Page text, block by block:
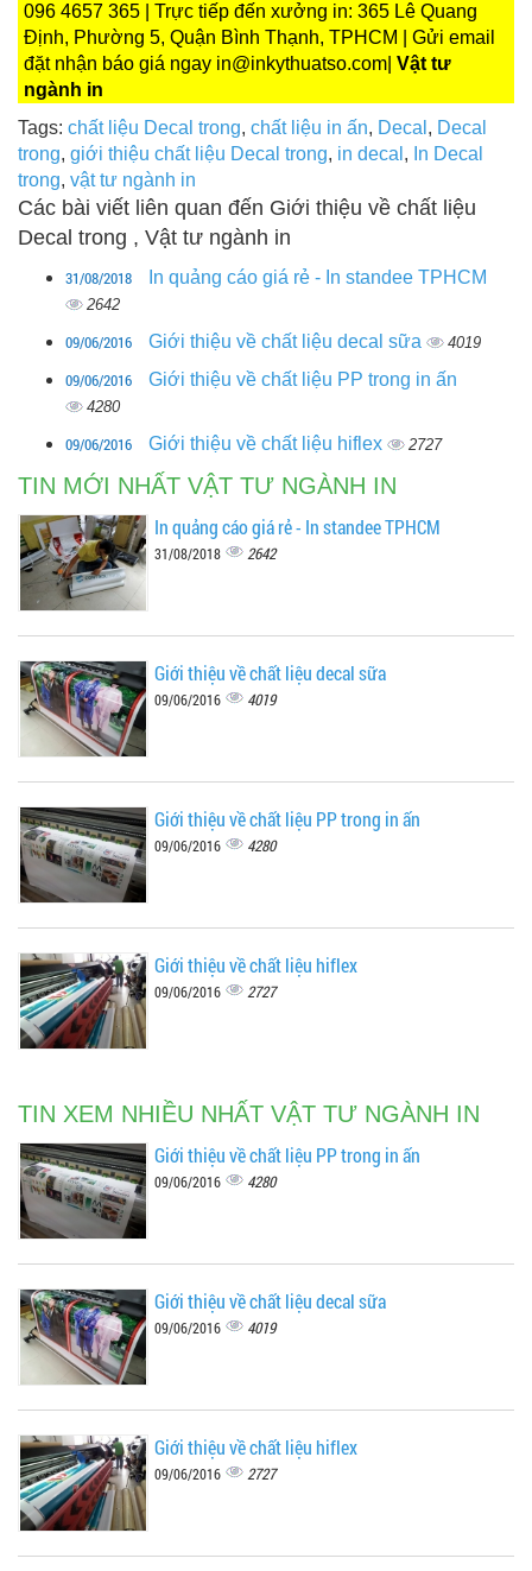
096 4657 365 | Trực tiếp đến xưởng in: 365 Lê Quang
Định, Phường 5, Quận Bình Thạnh, TPHCM | Gửi email
đặt nhận báo giá ngay in@inkythuatso.com| Vật tư
ngành in
Tags: chất liệu Decal trong, chất liệu in ấn, Decal , Decal
trong, giới thiệu chất liệu Decal trong, in decal , In Decal
trong, vật tư ngành in
Các bài viết liên quan đến Giới thiệu về chất liệu
Decal trong , Vật tư ngành in
31/08/2018 In quảng cáo giá rẻ - In standee TPHCM
2642
09/06/2016 Giới thiệu về chất liệu decal sữa 4019
09/06/2016 Giới thiệu về chất liệu PP trong in ấn
4280
09/06/2016 Giới thiệu về chất liệu hiflex 2727
TIN MỚI NHẤT VẬT TƯ NGÀNH IN
In quảng cáo giá rẻ - In standee TPHCM
31/08/2018 2642
Giới thiệu về chất liệu decal sữa
09/06/2016 4019
Giới thiệu về chất liệu PP trong in ấn
09/06/2016 4280
Giới thiệu về chất liệu hiflex
09/06/2016 2727
TIN XEM NHIỀU NHẤT VẬT TƯ NGÀNH IN
Giới thiệu về chất liệu PP trong in ấn
09/06/2016 4280
Giới thiệu về chất liệu decal sữa
09/06/2016 4019
Giới thiệu về chất liệu hiflex
09/06/2016 2727